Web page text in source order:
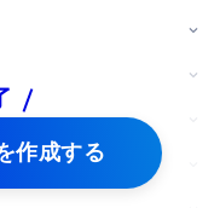
作成する